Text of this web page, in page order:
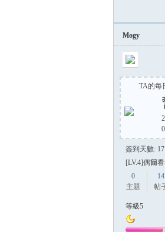
方
Mogy
TA的每
簽到天數:
[LV.4]偶爾
0
主題
14
帖
等級5